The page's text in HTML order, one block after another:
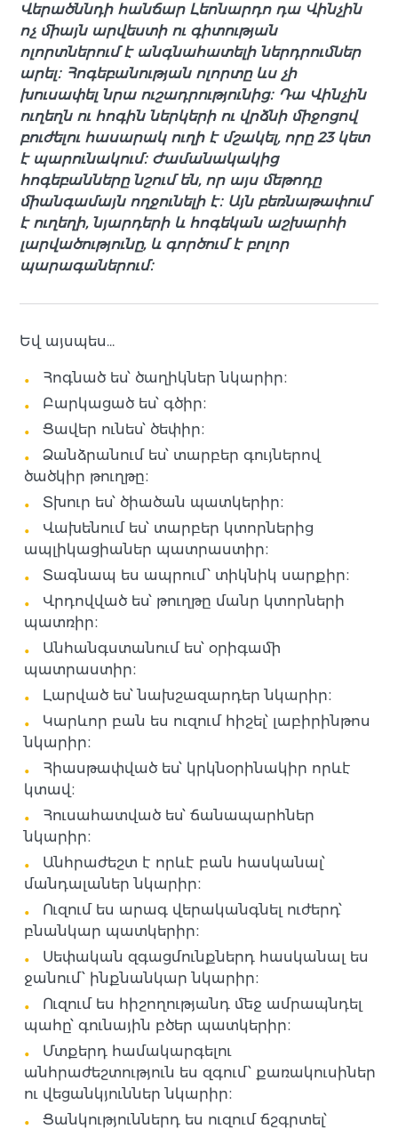
Վերածննդի հանճար Լեոնարդո դա Վինչին
ոչ միայն արվեստի ու գիտության
ոլորտներում է անգնահատելի ներդրումներ
արել։ Հոգեբանության ոլորտը ևս չի
խուսափել նրա ուշադրությունից։ Դա Վինչին
ուղեղն ու հոգին ներկերի ու վրձնի միջոցով
բուժելու հասարակ ուղի է մշակել, որը 23 կետ
է պարունակում։ Ժամանակակից
հոգեբանները նշում են, որ այս մեթոդը
միանգամայն ողջունելի է։ Այն բեռնաթափում
է ուղեղի, նյարդերի և հոգեկան աշխարհի
լարվածությունը, և գործում է բոլոր
պարագաներում։
Եվ այսպես…
Հոգնած ես՝ ծաղիկներ նկարիր։
Բարկացած ես՝ գծիր։
Ցավեր ունես՝ ծեփիր։
Ձանձրանում ես՝ տարբեր գույներով
ծածկիր թուղթը։
Տխուր ես՝ ծիածան պատկերիր։
Վախենում ես՝ տարբեր կտորներից
ապլիկացիաներ պատրաստիր։
Տագնապ ես ապրում՝ տիկնիկ սարքիր։
Վրդովված ես՝ թուղթը մանր կտորների
պատռիր։
Անհանգստանում ես՝ օրիգամի
պատրաստիր։
Լարված ես՝ նախշազարդեր նկարիր։
Կարևոր բան ես ուզում հիշել՝ լաբիրինթոս
նկարիր։
Հիասթափված ես՝ կրկնօրինակիր որևէ
կտավ։
Հուսահատված ես՝ ճանապարհներ
նկարիր։
Անհրաժեշտ է որևէ բան հասկանալ՝
մանդալաներ նկարիր։
Ուզում ես արագ վերականգնել ուժերդ՝
բնանկար պատկերիր։
Սեփական զգացմունքներդ հասկանալ ես
ջանում՝ ինքնանկար նկարիր։
Ուզում ես հիշողությանդ մեջ ամրապնդել
պահը՝ գունային բծեր պատկերիր։
Մտքերդ համակարգելու
անհրաժեշտություն ես զգում՝ քառակուսիներ
ու վեցանկյուններ նկարիր։
Ցանկություններդ ես ուզում ճշգրտել՝